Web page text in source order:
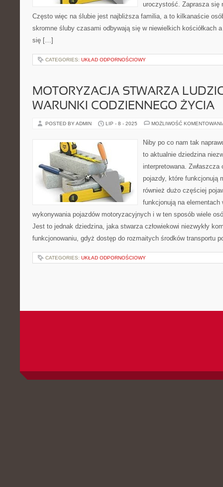
uroczystość. Zaprasza się
Często więc na ślubie jest najbliższa familia, a to kilkanaście
skromne śluby czasami odbywają się w niewielkich kościółkach
się […]
CATEGORIES: UKŁAD ODPORNOŚCIOWY
MOTORYZACJA STWARZA
WARUNKI CODZIENNEGO ŻYCIA
POSTED BY ADMIN LIP - 8 - 2025 MOŻLIWOŚĆ
Niby po co nam tak
to aktualnie dziedzina
interpretowana.
pojazdy, które funkcjonują
również dużo częściej
funkcjonują na
wykonywania pojazdów motoryzacyjnych i w ten sposób wiele
Jest to jednak dziedzina, jaka stwarza człowiekowi niezwykły
funkcjonowaniu, gdyż dostęp do rozmaitych środków transportu
CATEGORIES: UKŁAD ODPORNOŚCIOWY